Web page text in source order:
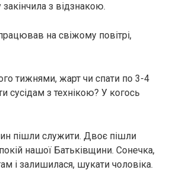
з відзнакою.
на свіжому повітрі,
тижнями, жарт чи спати по 3-4
сусідам з технікою? У когось
пішли служити. Двоє пішли
нашої Батьківщини. Сонечка,
і залишилася, шукати чоловіка.